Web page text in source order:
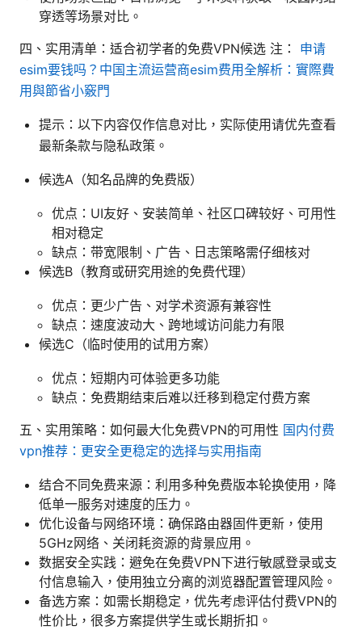
穿透等场景对比。
四、实用清单：适合初学者的免费VPN候选 注： 申请
esim要钱吗？中国主流运营商esim费用全解析：實際費
用與節省小竅門
提示：以下内容仅作信息对比，实际使用请优先查看
最新条款与隐私政策。
候选A（知名品牌的免费版）
优点：UI友好、安装简单、社区口碑较好、可用性
相对稳定
缺点：带宽限制、广告、日志策略需仔细核对
候选B（教育或研究用途的免费代理）
优点：更少广告、对学术资源有兼容性
缺点：速度波动大、跨地域访问能力有限
候选C（临时使用的试用方案）
优点：短期内可体验更多功能
缺点：免费期结束后难以迁移到稳定付费方案
五、实用策略：如何最大化免费VPN的可用性 国内付费
vpn推荐：更安全更稳定的选择与实用指南
结合不同免费来源：利用多种免费版本轮换使用，降
低单一服务对速度的压力。
优化设备与网络环境：确保路由器固件更新，使用
5GHz网络、关闭耗资源的背景应用。
数据安全实践：避免在免费VPN下进行敏感登录或支
付信息输入，使用独立分离的浏览器配置管理风险。
备选方案：如需长期稳定，优先考虑评估付费VPN的
性价比，很多方案提供学生或长期折扣。